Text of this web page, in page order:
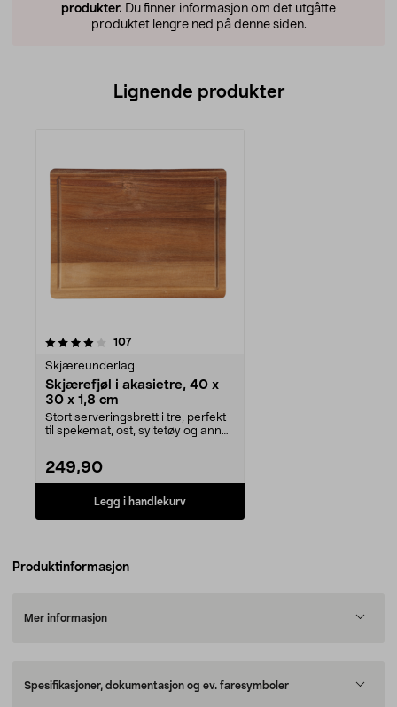
produkter. Du finner informasjon om det utgåtte
produktet lengre ned på denne siden.
Lignende produkter
107anmeldelser
Skjæreunderlag
Skjærefjøl i akasietre, 40 x
30 x 1,8 cm
Stort serveringsbrett i tre, perfekt
til spekemat, ost, syltetøy og annet
249,90
Legg i handlekurv
Produktinformasjon
Mer informasjon
Spesifikasjoner, dokumentasjon og ev. faresymboler